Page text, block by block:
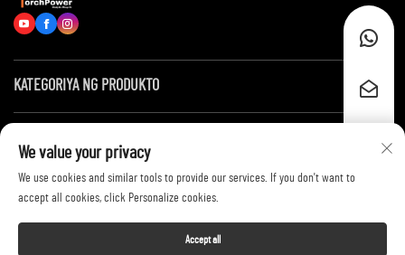
KATEGORIYA NG PRODUKTO
Makipag-ugnayan sa Amin
We value your privacy
We use cookies and similar tools to provide our services. If you don't want to
accept all cookies, click Personalize cookies.
Accept all